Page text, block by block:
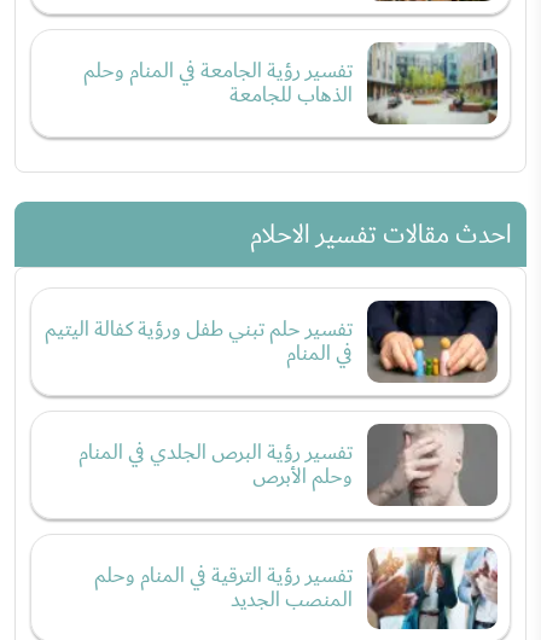
تفسير رؤية الجامعة في المنام وحلم
الذهاب للجامعة
احدث مقالات تفسير الاحلام
تفسير حلم تبني طفل ورؤية كفالة اليتيم
في المنام
تفسير رؤية البرص الجلدي في المنام
وحلم الأبرص
تفسير رؤية الترقية في المنام وحلم
المنصب الجديد